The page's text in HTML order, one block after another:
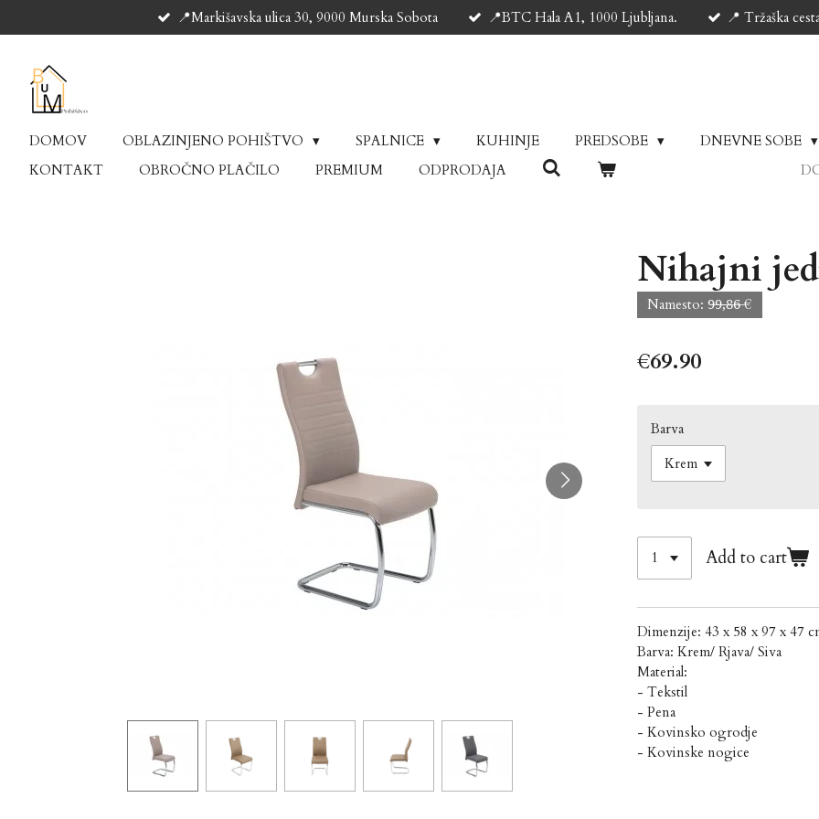
to
content
📍Markišavska ulica 30, 9000 Murska Sobota 📍BTC Hala A1, 1000 Ljubljana. 📍 Tržaška
DOMOV OBLAZINJENO POHIŠTVO SPALNICE KUHINJE PREDSOBE
DNEVNE SOBE
KONTAKT
OBROČNO PLAČILO PREMIUM ODPRODAJA
Nihajni
Namesto: 9̶9̶,̶8̶6̶ €
€69.90
Barva
Add to cart
Dimenzije: 43 x 58 x 97 x 47
Barva: Krem/ Rjava/ Siva
Material:
- Tekstil
- Pena
- Kovinsko ogrodje
- Kovinske nogice